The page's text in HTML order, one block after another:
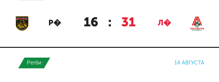
Р� 16 : 31 Л�
Регби 14 АВГУСТА